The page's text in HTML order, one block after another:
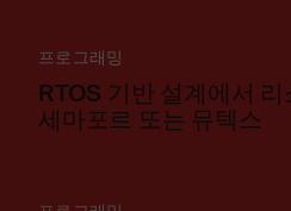
프로그래밍
RTOS 기반 설계에서
세마포르 또는 뮤텍스